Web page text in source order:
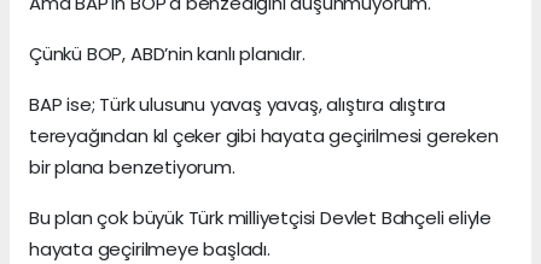
Çünkü BOP, ABD’nin kanlı planıdır.
BAP ise; Türk ulusunu yavaş yavaş, alıştıra alıştıra
tereyağından kıl çeker gibi hayata geçirilmesi gereken
bir plana benzetiyorum.
Bu plan çok büyük Türk milliyetçisi Devlet Bahçeli eliyle
hayata geçirilmeye başladı.